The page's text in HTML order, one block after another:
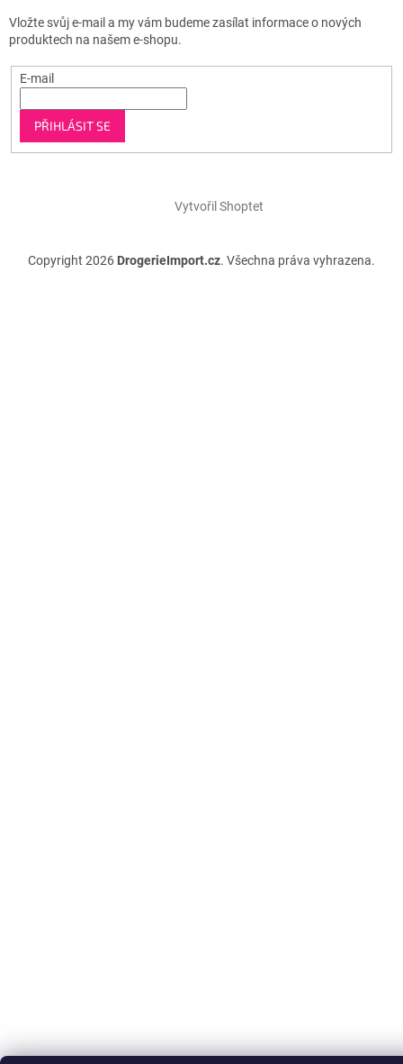
Vložte svůj e-mail a my vám budeme zasílat informace o nových
produktech na našem e-shopu.
E-mail
PŘIHLÁSIT SE
Vytvořil Shoptet
Copyright 2026 DrogerieImport.cz. Všechna práva vyhrazena.